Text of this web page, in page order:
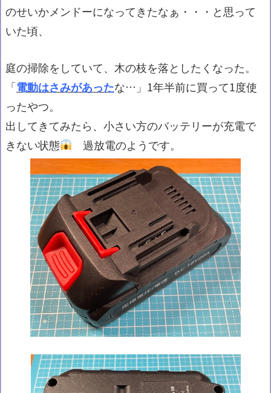
のせいかメンドーになってきたなぁ・・・と思って
いた頃、
庭の掃除をしていて、木の枝を落としたくなった。
「電動はさみがあったな…」1年半前に買って1度使
ったやつ。
出してきてみたら、小さい方のバッテリーが充電で
きない状態
過放電のようです。